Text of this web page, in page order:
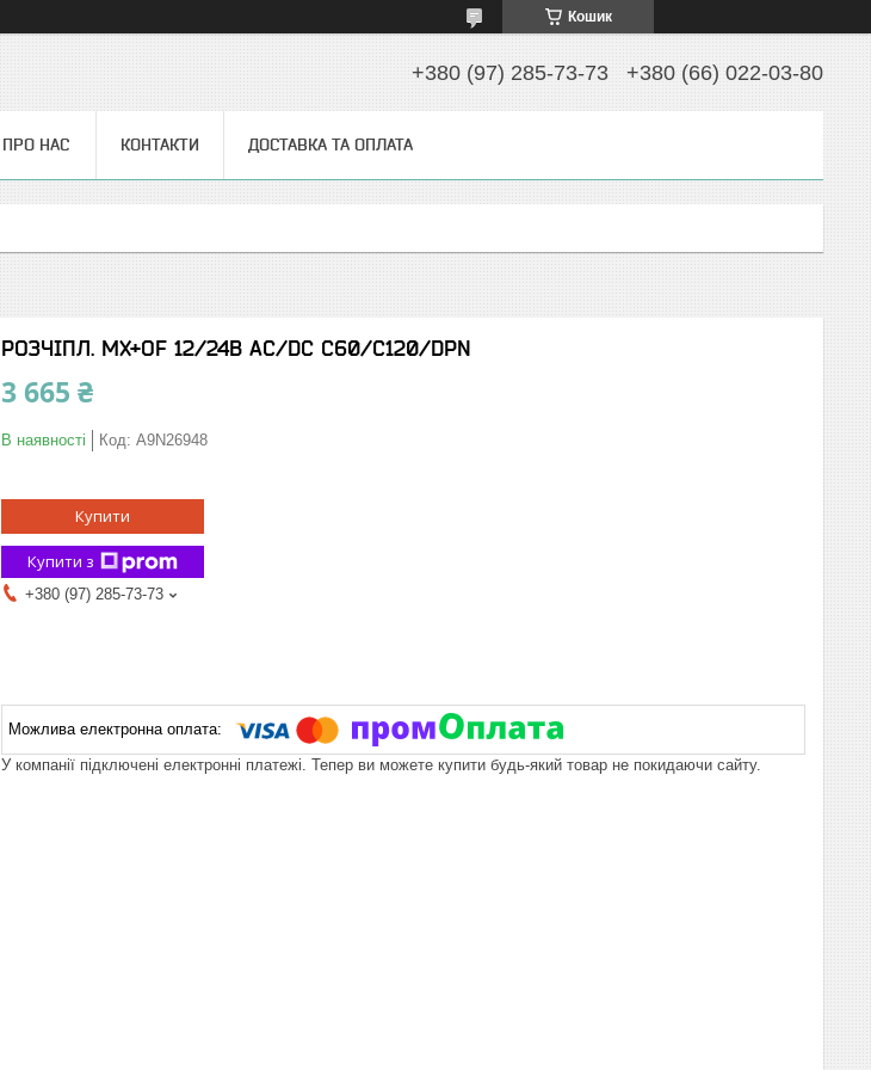
Кошик
+380 (97) 285-73-73 +380 (66) 022-03-80
ПРО НАС КОНТАКТИ ДОСТАВКА ТА ОПЛАТА
РОЗЧІПЛ. MX+OF 12/24В AC/DC C60/C120/DPN
3 665 ₴
В наявності Код: A9N26948
Купити
Купити з
+380 (97) 285-73-73
У компанії підключені електронні платежі. Тепер ви можете купити будь-який товар не покидаючи сайту.